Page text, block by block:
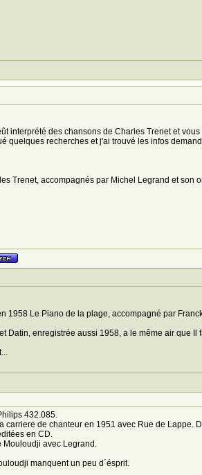
interprété des chansons de Charles Trenet et
quelques recherches et j'ai trouvé les infos
Trenet, accompagnés par Michel Legrand et son
1958 Le Piano de la plage, accompagné par
Datin, enregistrée aussi 1958, a le même air que Il
432.085.
carriere de chanteur en 1951 avec Rue de
en CD.
Mouloudji avec Legrand.
manquent un peu d´ésprit.